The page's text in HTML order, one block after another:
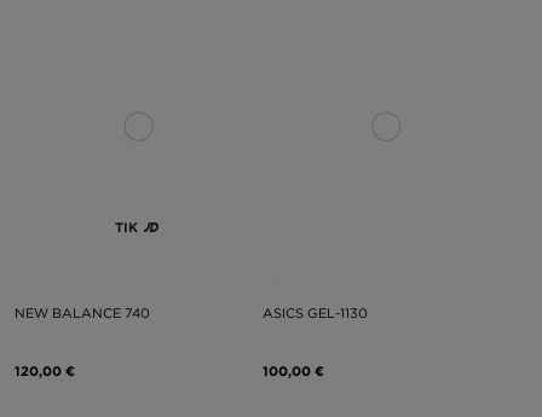
TIK
NEW BALANCE 740
120,00 €
ASICS GEL-1130
100,00 €